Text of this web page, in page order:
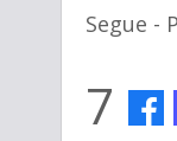
Segue -
7